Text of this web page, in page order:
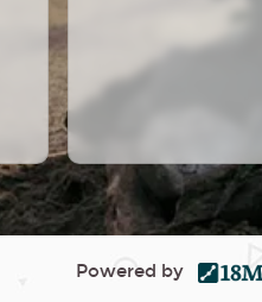
Powered by